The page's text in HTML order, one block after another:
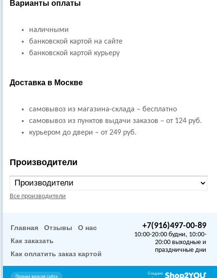
Варианты оплаты
наличными
банковской картой на сайте
банковской картой курьеру
Доставка в Москве
самовывоз из магазина-склада – бесплатно
самовывоз из пунктов выдачи заказов – от 124 руб.
курьером до двери – от 249 руб.
Производители
Все производители
+7(916)497-00-89
10:00-20:00 будни, 10:00-
20:00 выходные и
праздничные дни
Главная Отзывы
О нас
Как заказать
Как оплатить заказ картой
Создано
Полная версия сайта